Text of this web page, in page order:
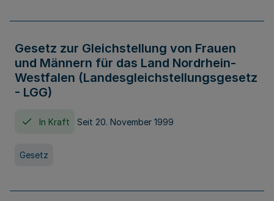
Gesetz zur Gleichstellung von Frauen
und Männern für das Land Nordrhein-
Westfalen (Landesgleichstellungsgesetz
- LGG)
In Kraft Seit 20. November 1999
Gesetz